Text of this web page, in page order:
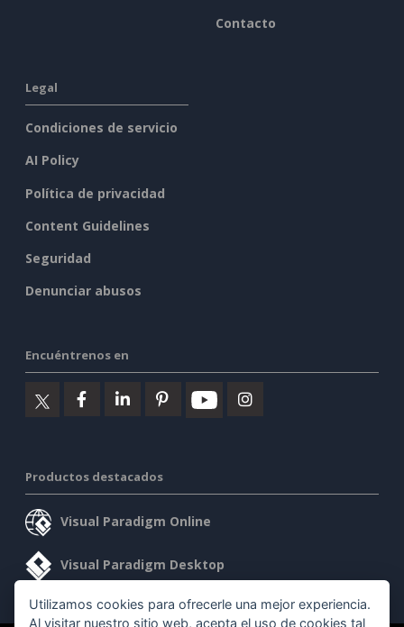
Contacto
Legal
Condiciones de servicio
AI Policy
Política de privacidad
Content Guidelines
Seguridad
Denunciar abusos
Encuéntrenos en
Productos destacados
Visual Paradigm Online
Visual Paradigm Desktop
Utilizamos cookies para ofrecerle una mejor experiencia.
Al visitar nuestro sitio web, acepta el uso de cookies tal